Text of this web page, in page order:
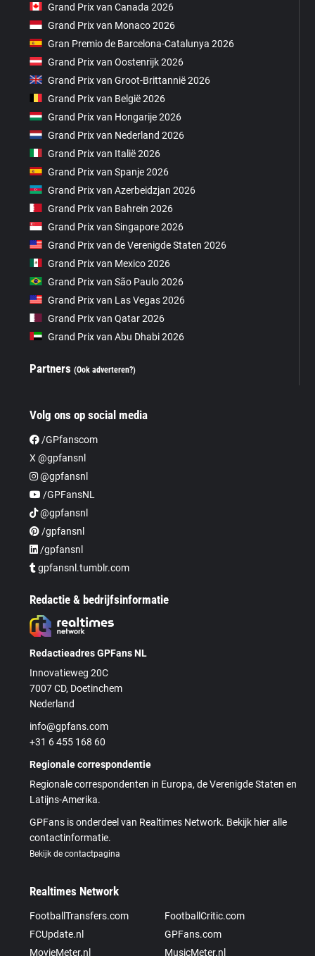
Grand Prix van Canada 2026
Grand Prix van Monaco 2026
Gran Premio de Barcelona-Catalunya 2026
Grand Prix van Oostenrijk 2026
Grand Prix van Groot-Brittannië 2026
Grand Prix van België 2026
Grand Prix van Hongarije 2026
Grand Prix van Nederland 2026
Grand Prix van Italië 2026
Grand Prix van Spanje 2026
Grand Prix van Azerbeidzjan 2026
Grand Prix van Bahrein 2026
Grand Prix van Singapore 2026
Grand Prix van de Verenigde Staten 2026
Grand Prix van Mexico 2026
Grand Prix van São Paulo 2026
Grand Prix van Las Vegas 2026
Grand Prix van Qatar 2026
Grand Prix van Abu Dhabi 2026
Partners(Ook adverteren?)
Volg ons op social media
/GPfanscom
X @gpfansnl
@gpfansnl
/GPFansNL
@gpfansnl
/gpfansnl
/gpfansnl
gpfansnl.tumblr.com
Redactie & bedrijfsinformatie
Redactieadres GPFans NL
Innovatieweg 20C
7007 CD, Doetinchem
Nederland
info@gpfans.com
+31 6 455 168 60
Regionale correspondentie
Regionale correspondenten in Europa, de Verenigde Staten en
Latijns-Amerika.
GPFans is onderdeel van Realtimes Network. Bekijk hier alle
contactinformatie.
Bekijk de contactpagina
Realtimes Network
FootballTransfers.com
FootballCritic.com
FCUpdate.nl
GPFans.com
MovieMeter.nl
MusicMeter.nl